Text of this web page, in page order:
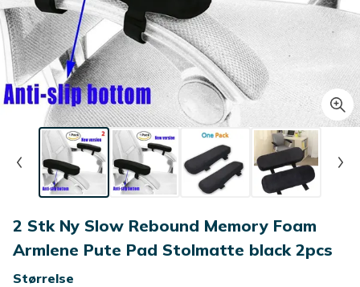
2 Stk Ny Slow Rebound Memory Foam
Armlene Pute Pad Stolmatte black 2pcs
Størrelse